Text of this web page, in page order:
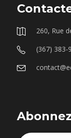
260, Rue
(367) 383-